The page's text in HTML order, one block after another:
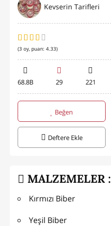
Kevserin Tarifleri
(3 oy, puan: 4.33)
68.8B 29 221
Beğen
Deftere Ekle
MALZEMELER :
Kırmızı Biber
Yeşil Biber